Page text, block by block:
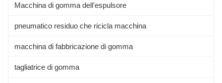
Macchina di gomma dell'espulsore
pneumatico residuo che ricicla macchina
macchina di fabbricazione di gomma
tagliatrice di gomma